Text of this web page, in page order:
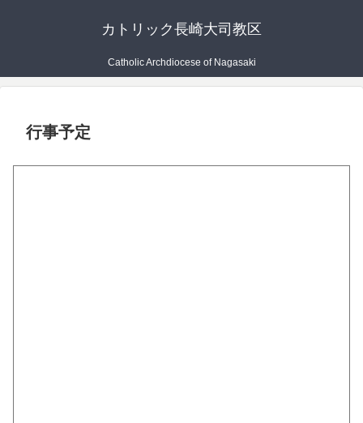
カトリック長崎大司教区
Catholic Archdiocese of Nagasaki
行事予定